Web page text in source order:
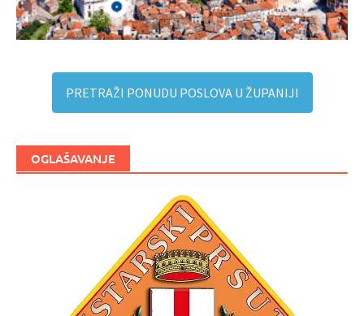
PRETRAŽI PONUDU POSLOVA U ŽUPANIJI
OGLAŠAVANJE